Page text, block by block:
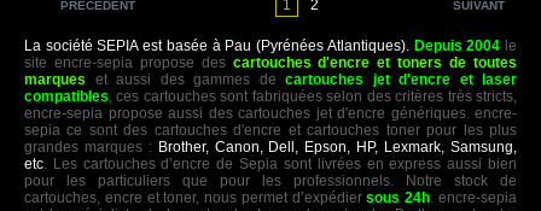
PRÉCÉDENT 1 2 SUIVANT
La société SEPIA est basée à Pau (Pyrénées Atlantiques). Depuis 2004 le
site encre-sepia propose des cartouches d'encre et toners de toutes
marques et aussi des gammes de cartouches jet d'encre et laser
compatibles, ces cartouches sont fabriquées selon des critères très stricts,
encre-sepia propose aussi des cartouches jet d'encre génériques. encre-
sepia ce sont des cartouches d'encre et cartouches toner pour les plus
grandes marques : Brother, Canon, Dell, Epson, HP, Lexmark, Samsung,
etc. Les cartouches d’encre de Sepia sont livrées en express aussi bien
pour les particuliers que pour les professionnels. Notre stock de
cartouches, encre et toner, nous permet d’expédiersous 24h. encre-sepia